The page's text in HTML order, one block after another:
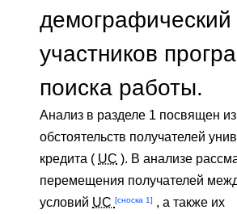
демографический
участников
поиска работы.
Анализ в разделе 1 посвящен
обстоятельств получателей
кредита ( UC ). В анализе
перемещения получателей
условий UC [сноска 1] , а также их